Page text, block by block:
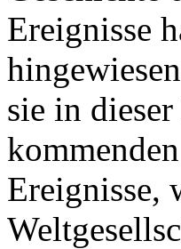
Ereignisse
sie in
Ereignisse,